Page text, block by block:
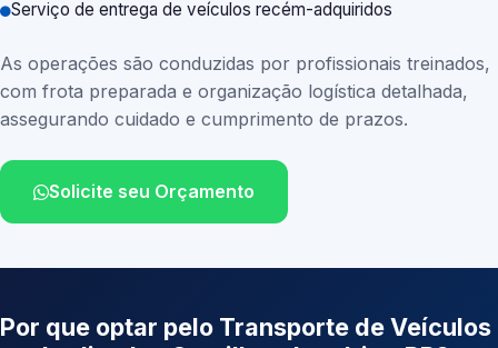
Serviço de entrega de veículos recém-adquiridos
As operações são conduzidas por profissionais treinados,
com frota preparada e organização logística detalhada,
assegurando cuidado e cumprimento de prazos.
Solicite seu Orçamento
Por que optar pelo Transporte de Veículos